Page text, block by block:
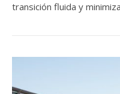
transición fluida y